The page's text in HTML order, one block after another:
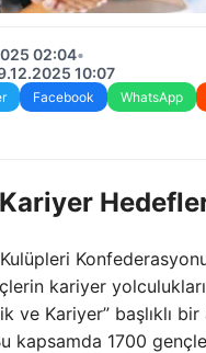
02:04•
10:07
Facebook WhatsApp
kariyer
ve Kariyer” başlıklı bir
kapsamda 1700